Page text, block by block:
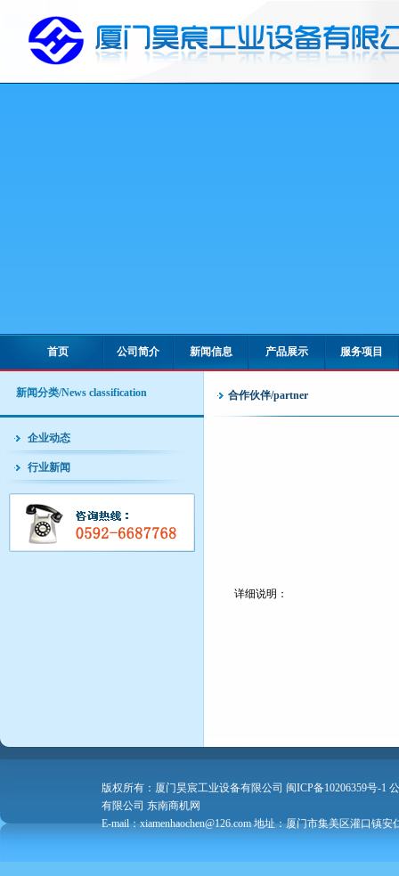
首页 公司简介 新闻信息 产品展示 服务项目
新闻分类/News classification
企业动态
行业新闻
合作伙伴/partner
详细说明：
版权所有：厦门昊宸工业设备有限公司 闽ICP备10206359号-1
有限公司 东南商机网
E-mail：xiamenhaochen@126.com 地址：厦门市集美区灌口镇